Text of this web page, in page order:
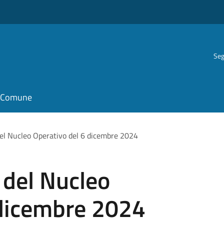
Nucleo Operativo del 6 dicembre 2024
Nucleo
2024